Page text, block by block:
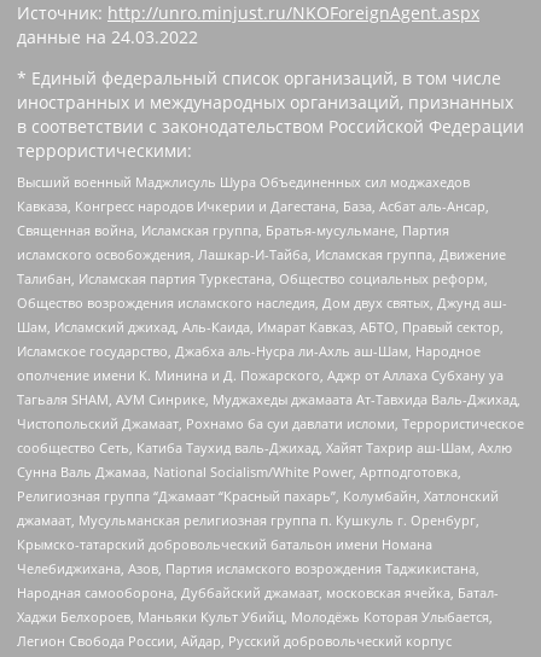
Источник: http://unro.minjust.ru/NKOForeignAgent.aspx
данные на 24.03.2022
* Единый федеральный список организаций, в том числе
иностранных и международных организаций, признанных
в соответствии с законодательством Российской Федерации
террористическими:
Высший военный Маджлисуль Шура Объединенных сил моджахедов
Кавказа, Конгресс народов Ичкерии и Дагестана, База, Асбат аль-Ансар,
Священная война, Исламская группа, Братья-мусульмане, Партия
исламского освобождения, Лашкар-И-Тайба, Исламская группа, Движение
Талибан, Исламская партия Туркестана, Общество социальных реформ,
Общество возрождения исламского наследия, Дом двух святых, Джунд аш-
Шам, Исламский джихад, Аль-Каида, Имарат Кавказ, АБТО, Правый сектор,
Исламское государство, Джабха аль-Нусра ли-Ахль аш-Шам, Народное
ополчение имени К. Минина и Д. Пожарского, Аджр от Аллаха Субхану уа
Тагьаля SHAM, АУМ Синрике, Муджахеды джамаата Ат-Тавхида Валь-Джихад,
Чистопольский Джамаат, Рохнамо ба суи давлати исломи, Террористическое
сообщество Сеть, Катиба Таухид валь-Джихад, Хайят Тахрир аш-Шам, Ахлю
Сунна Валь Джамаа, National Socialism/White Power, Артподготовка,
Религиозная группа “Джамаат “Красный пахарь”, Колумбайн, Хатлонский
джамаат, Мусульманская религиозная группа п. Кушкуль г. Оренбург,
Крымско-татарский добровольческий батальон имени Номана
Челебиджихана, Азов, Партия исламского возрождения Таджикистана,
Народная самооборона, Дуббайский джамаат, московская ячейка, Батал-
Хаджи Белхороев, Маньяки Культ Убийц, Молодёжь Которая Улыбается,
Легион Свобода России, Айдар, Русский добровольческий корпус